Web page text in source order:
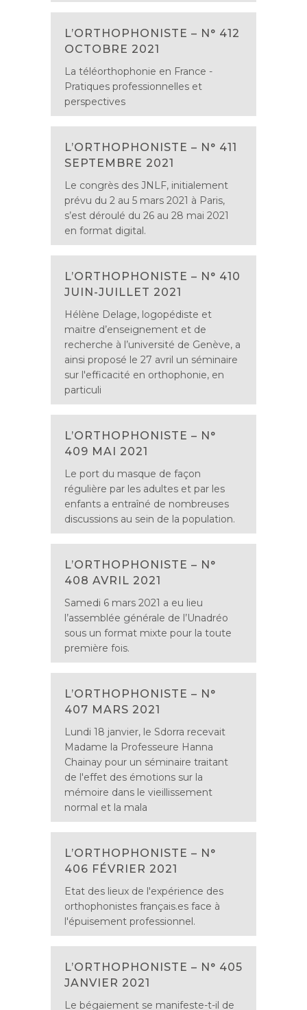
L’ORTHOPHONISTE – N° 412
OCTOBRE 2021
La téléorthophonie en France -
Pratiques professionnelles et
perspectives
L’ORTHOPHONISTE – N° 411
SEPTEMBRE 2021
Le congrès des JNLF, initialement
prévu du 2 au 5 mars 2021 à Paris,
s’est déroulé du 26 au 28 mai 2021
en format digital.
L’ORTHOPHONISTE – N° 410
JUIN-JUILLET 2021
Hélène Delage, logopédiste et
maitre d’enseignement et de
recherche à l’université de Genève, a
ainsi proposé le 27 avril un séminaire
sur l'efficacité en orthophonie, en
particuli
L’ORTHOPHONISTE – N°
409 MAI 2021
Le port du masque de façon
régulière par les adultes et par les
enfants a entraîné de nombreuses
discussions au sein de la population.
L’ORTHOPHONISTE – N°
408 AVRIL 2021
Samedi 6 mars 2021 a eu lieu
l’assemblée générale de l’Unadréo
sous un format mixte pour la toute
première fois.
L’ORTHOPHONISTE – N°
407 MARS 2021
Lundi 18 janvier, le Sdorra recevait
Madame la Professeure Hanna
Chainay pour un séminaire traitant
de l'effet des émotions sur la
mémoire dans le vieillissement
normal et la mala
L’ORTHOPHONISTE – N°
406 FÉVRIER 2021
Etat des lieux de l'expérience des
orthophonistes français.es face à
l'épuisement professionnel.
L’ORTHOPHONISTE – N° 405
JANVIER 2021
Le bégaiement se manifeste-t-il de